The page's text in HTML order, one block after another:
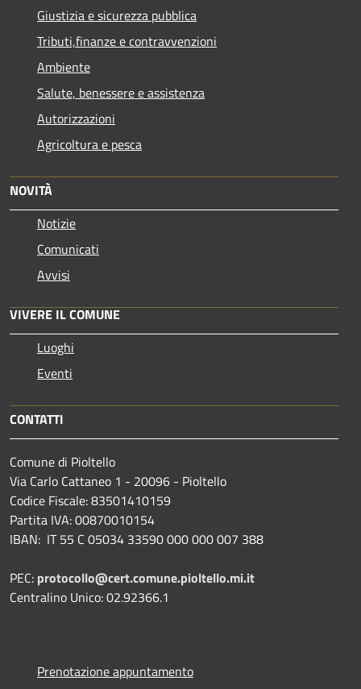
Giustizia e sicurezza pubblica
Tributi,finanze e contravvenzioni
Ambiente
Salute, benessere e assistenza
Autorizzazioni
Agricoltura e pesca
NOVITÀ
Notizie
Comunicati
Avvisi
VIVERE IL COMUNE
Luoghi
Eventi
CONTATTI
Comune di Pioltello
Via Carlo Cattaneo 1 - 20096 - Pioltello
Codice Fiscale: 83501410159
Partita IVA: 00870010154
IBAN: IT 55 C 05034 33590 000 000 007 388
PEC: protocollo@cert.comune.pioltello.mi.it
Centralino Unico: 02.92366.1
Prenotazione appuntamento